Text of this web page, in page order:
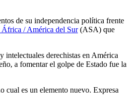
de su independencia política frente
África / América del Sur(ASA) que
derechistas en América
a fomentar el golpe de Estado fue la
cual es un elemento nuevo. Expresa